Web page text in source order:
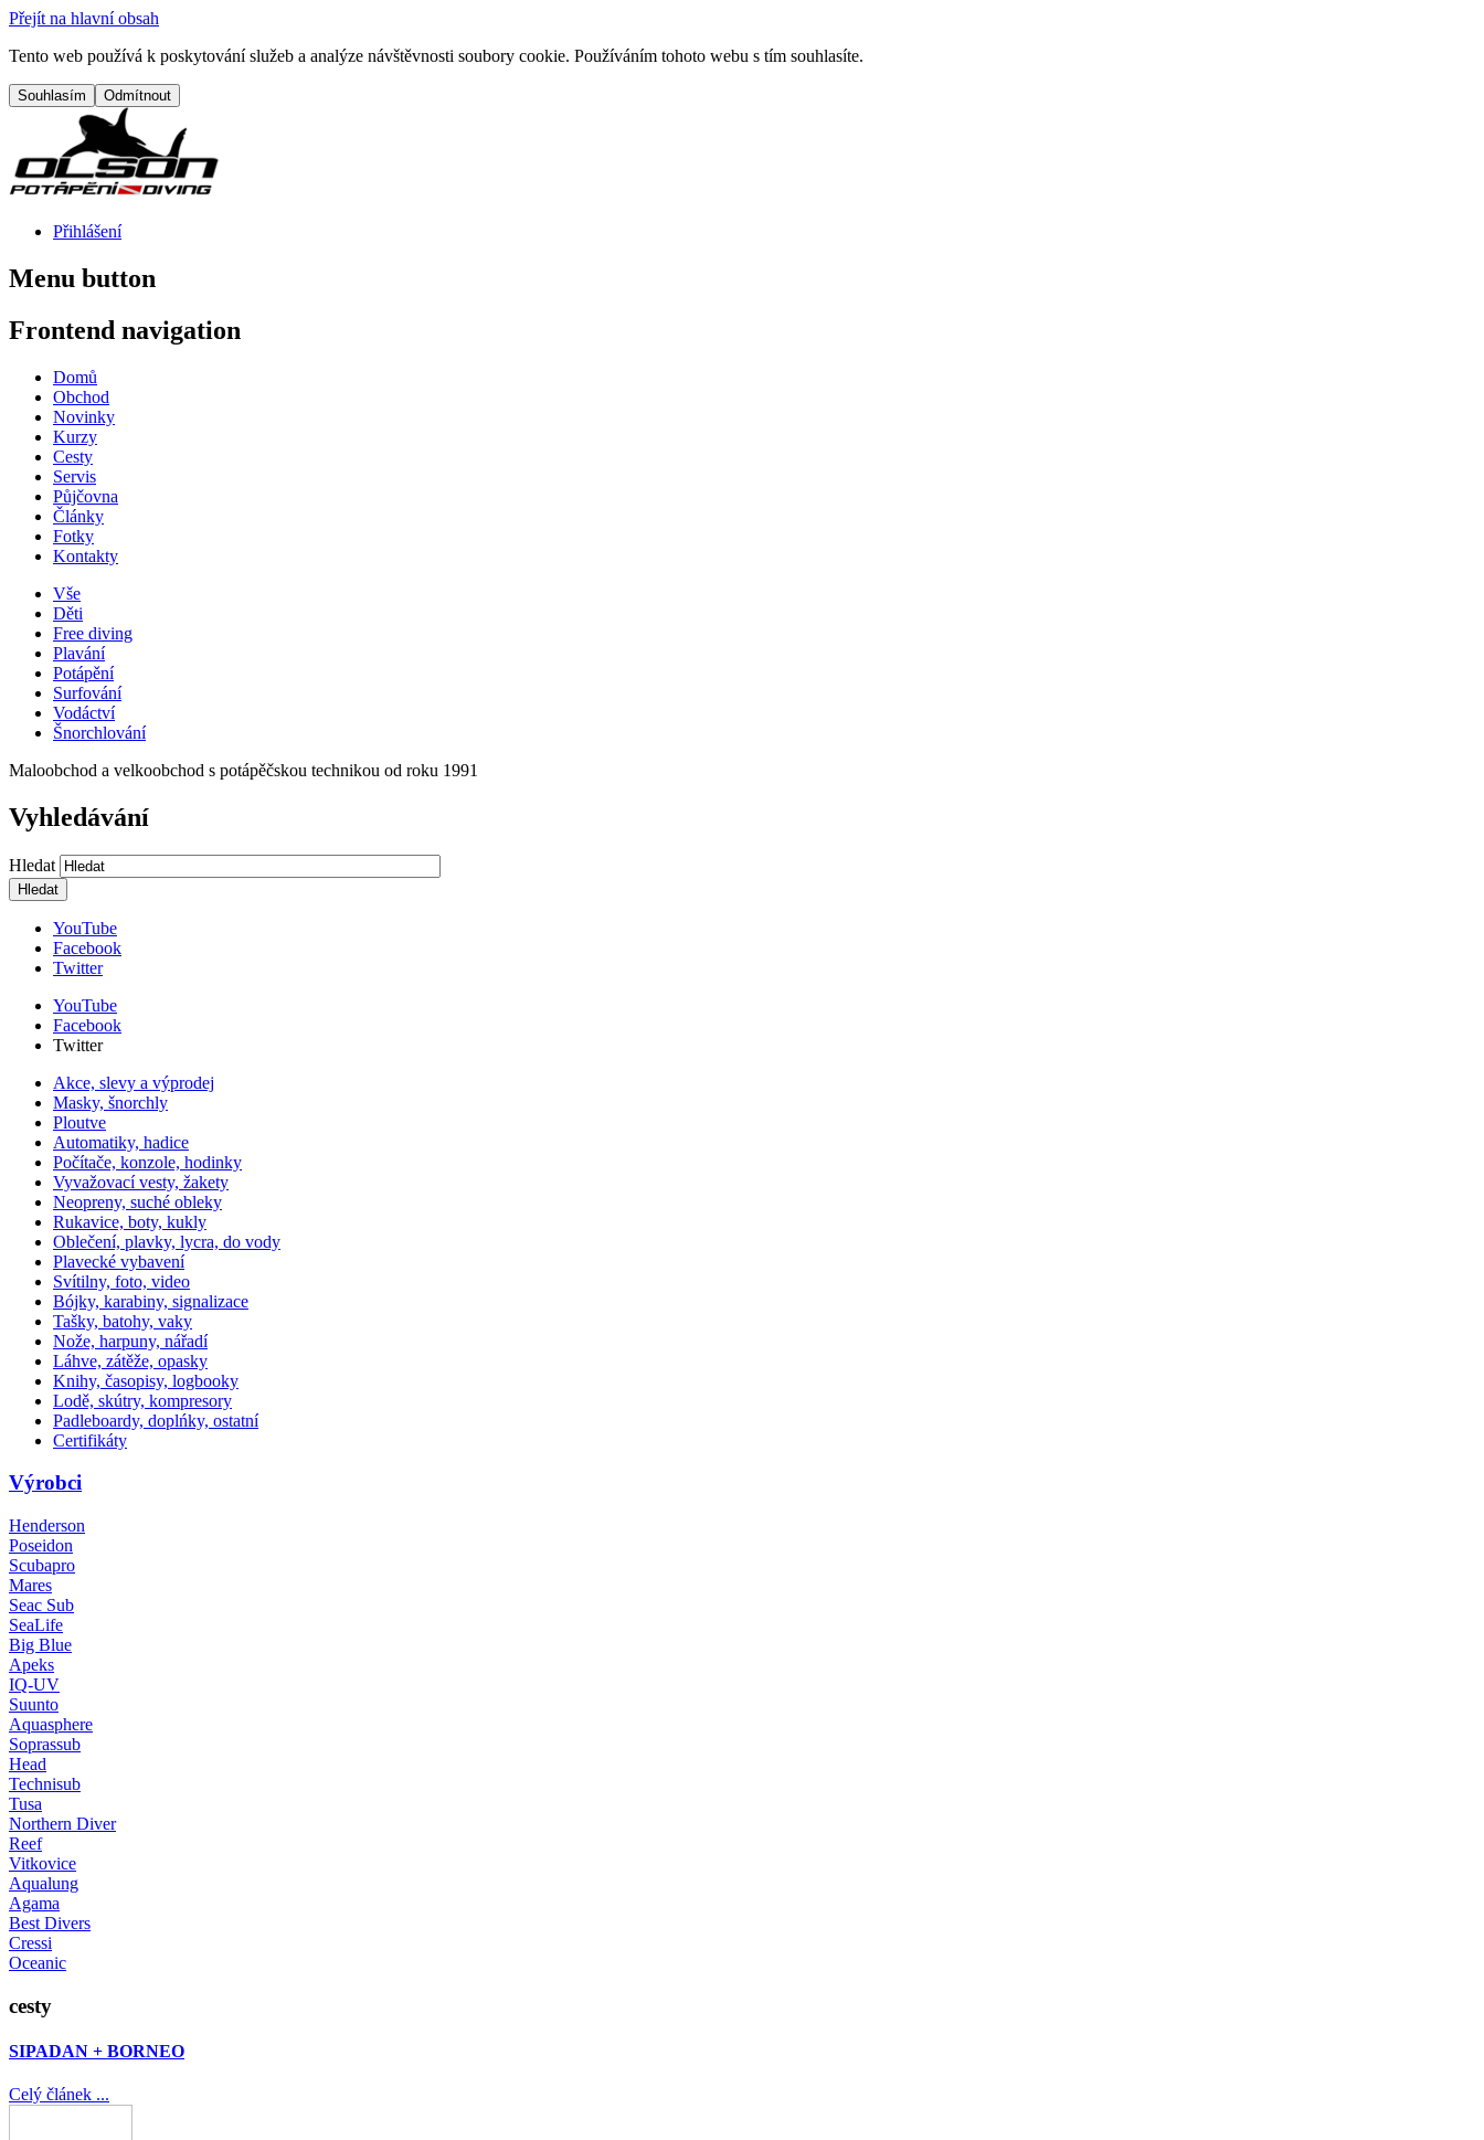
Přejít na hlavní obsah
Tento web používá k poskytování služeb a analýze návštěvnosti soubory cookie. Používáním tohoto webu s tím souhlasíte.
Přihlášení
Menu button
Frontend navigation
Domů
Obchod
Novinky
Kurzy
Cesty
Servis
Půjčovna
Články
Fotky
Kontakty
Vše
Děti
Free diving
Plavání
Potápění
Surfování
Vodáctví
Šnorchlování
Maloobchod a velkoobchod s potápěčskou technikou od roku 1991
Vyhledávání
Hledat
YouTube
Facebook
Twitter
YouTube
Facebook
Twitter
Akce, slevy a výprodej
Masky, šnorchly
Ploutve
Automatiky, hadice
Počítače, konzole, hodinky
Vyvažovací vesty, žakety
Neopreny, suché obleky
Rukavice, boty, kukly
Oblečení, plavky, lycra, do vody
Plavecké vybavení
Svítilny, foto, video
Bójky, karabiny, signalizace
Tašky, batohy, vaky
Nože, harpuny, nářadí
Láhve, zátěže, opasky
Knihy, časopisy, logbooky
Lodě, skútry, kompresory
Padleboardy, doplńky, ostatní
Certifikáty
Výrobci
Henderson
Poseidon
Scubapro
Mares
Seac Sub
SeaLife
Big Blue
Apeks
IQ-UV
Suunto
Aquasphere
Soprassub
Head
Technisub
Tusa
Northern Diver
Reef
Vitkovice
Aqualung
Agama
Best Divers
Cressi
Oceanic
cesty
SIPADAN + BORNEO
Celý článek ...